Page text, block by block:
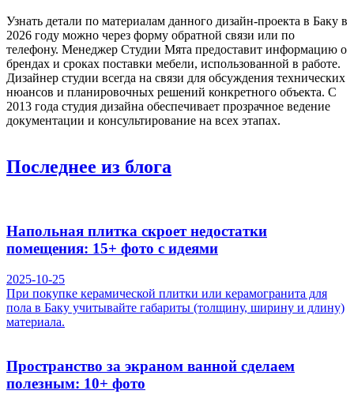
Узнать детали по материалам данного дизайн-проекта в Баку в
2026 году можно через форму обратной связи или по
телефону. Менеджер Студии Мята предоставит информацию о
брендах и сроках поставки мебели, использованной в работе.
Дизайнер студии всегда на связи для обсуждения технических
нюансов и планировочных решений конкретного объекта. С
2013 года студия дизайна обеспечивает прозрачное ведение
документации и консультирование на всех этапах.
Последнее из блога
Напольная плитка скроет недостатки
помещения: 15+ фото с идеями
2025-10-25
При покупке керамической плитки или керамогранита для
пола в Баку учитывайте габариты (толщину, ширину и длину)
материала.
Пространство за экраном ванной сделаем
полезным: 10+ фото